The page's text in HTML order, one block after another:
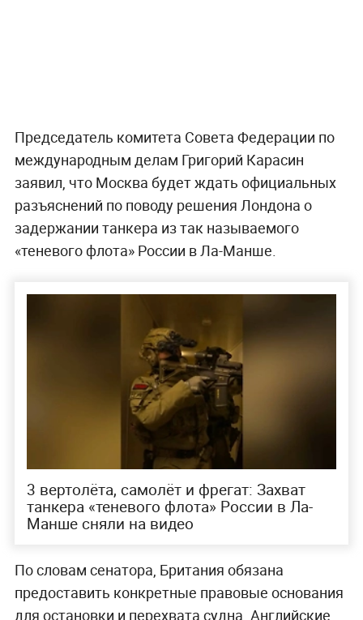
Председатель комитета Совета Федерации по
международным делам Григорий Карасин
заявил, что Москва будет ждать официальных
разъяснений по поводу решения Лондона о
задержании танкера из так называемого
«теневого флота» России в Ла-Манше.
3 вертолёта, самолёт и фрегат: Захват
танкера «теневого флота» России в Ла-
Манше сняли на видео
По словам сенатора, Британия обязана
предоставить конкретные правовые основания
для остановки и перехвата судна. Английские